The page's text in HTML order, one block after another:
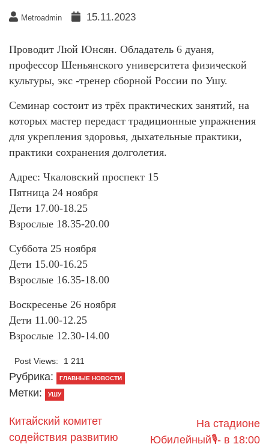
Metroadmin 15.11.2023
Проводит Люй Юнсян. Обладатель 6 дуаня,
профессор Шеньянского университета физической
культуры, экс -тренер сборной России по Ушу.
Семинар состоит из трёх практических занятий, на
которых мастер передаст традиционные упражнения
для укрепления здоровья, дыхательные практики,
практики сохранения долголетия.
Адрес: Чкаловский проспект 15
Пятница 24 ноября
Дети 17.00-18.25
Взрослые 18.35-20.00
Суббота 25 ноября
Дети 15.00-16.25
Взрослые 16.35-18.00
Воскресенье 26 ноября
Дети 11.00-12.25
Взрослые 12.30-14.00
Post Views: 1 211
Рубрика: ГЛАВНЫЕ НОВОСТИ
Метки: УШУ
Китайский комитет
содействия развитию
На стадионе
Юбилейный🎙- в 18:00